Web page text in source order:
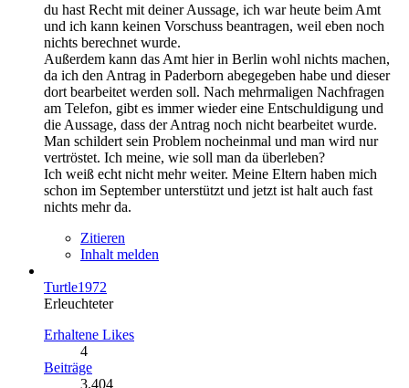
du hast Recht mit deiner Aussage, ich war heute beim Amt
und ich kann keinen Vorschuss beantragen, weil eben noch
nichts berechnet wurde.
Außerdem kann das Amt hier in Berlin wohl nichts machen,
da ich den Antrag in Paderborn abegegeben habe und dieser
dort bearbeitet werden soll. Nach mehrmaligen Nachfragen
am Telefon, gibt es immer wieder eine Entschuldigung und
die Aussage, dass der Antrag noch nicht bearbeitet wurde.
Man schildert sein Problem nocheinmal und man wird nur
vertröstet. Ich meine, wie soll man da überleben?
Ich weiß echt nicht mehr weiter. Meine Eltern haben mich
schon im September unterstützt und jetzt ist halt auch fast
nichts mehr da.
Zitieren
Inhalt melden
Turtle1972
Erleuchteter
Erhaltene Likes
4
Beiträge
3.404